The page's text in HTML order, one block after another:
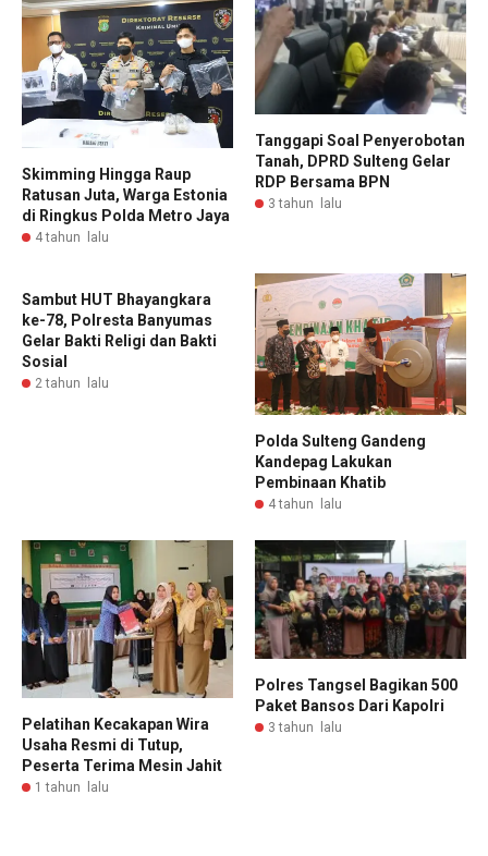
Skimming Hingga Raup
Ratusan Juta, Warga Estonia
di Ringkus Polda Metro Jaya
4 tahun lalu
Tanggapi Soal Penyerobotan
Tanah, DPRD Sulteng Gelar
RDP Bersama BPN
3 tahun lalu
Sambut HUT Bhayangkara
ke-78, Polresta Banyumas
Gelar Bakti Religi dan Bakti
Sosial
2 tahun lalu
Polda Sulteng Gandeng
Kandepag Lakukan
Pembinaan Khatib
4 tahun lalu
Pelatihan Kecakapan Wira
Usaha Resmi di Tutup,
Peserta Terima Mesin Jahit
1 tahun lalu
Polres Tangsel Bagikan 500
Paket Bansos Dari Kapolri
3 tahun lalu